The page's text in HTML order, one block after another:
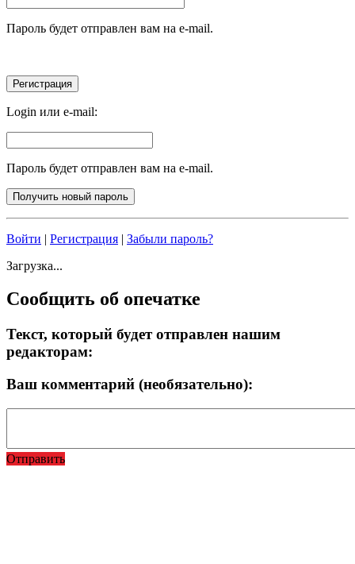
Пароль будет отправлен вам на e-mail.
Login или e-mail:
Пароль будет отправлен вам на e-mail.
Войти | Регистрация | Забыли пароль?
Загрузка...
Сообщить об опечатке
Текст, который будет отправлен нашим
редакторам:
Ваш комментарий (необязательно):
Отправить